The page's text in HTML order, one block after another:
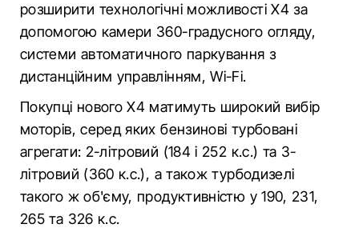
розширити технологічні можливості X4 за
допомогою камери 360-градусного огляду,
системи автоматичного паркування з
дистанційним управлінням, Wi-Fi.
Покупці нового X4 матимуть широкий вибір
моторів, серед яких бензинові турбовані
агрегати: 2-літровий (184 і 252 к.с.) та 3-
літровий (360 к.с.), а також турбодизелі
такого ж об'єму, продуктивністю у 190, 231,
265 та 326 к.с.